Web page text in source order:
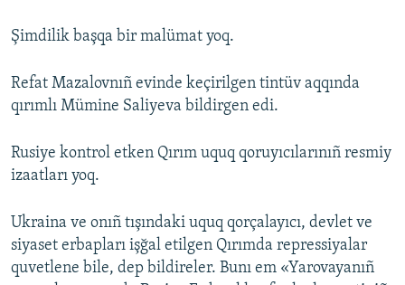
Şimdilik başqa bir malümat yoq.
Refat Mazalovnıñ evinde keçirilgen tintüv aqqında
qırımlı Mümine Saliyeva bildirgen edi.
Rusiye kontrol etken Qırım uquq qoruyıcılarınıñ resmiy
izaatları yoq.
Ukraina ve onıñ tışındaki uquq qorçalayıcı, devlet ve
siyaset erbapları işğal etilgen Qırımda repressiyalar
quvetlene bile, dep bildireler. Bunı em «Yarovayanıñ